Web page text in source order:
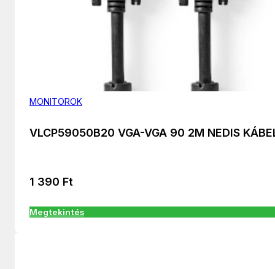
MONITOROK
VLCP59050B20 VGA-VGA 90 2M NEDIS
1 390 Ft
Megtekintés